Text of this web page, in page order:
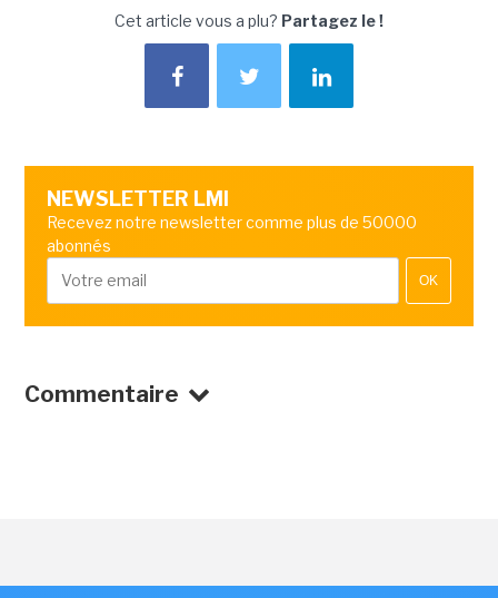
Cet article vous a plu? Partagez le !
NEWSLETTER LMI
Recevez notre newsletter comme plus de 50000
abonnés
OK
Commentaire